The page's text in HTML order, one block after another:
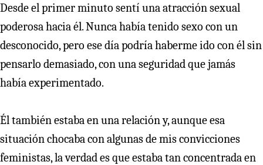
Desde el primer minuto sentí una atracción sexual
poderosa hacia él. Nunca había tenido sexo con un
desconocido, pero ese día podría haberme ido con él sin
pensarlo demasiado, con una seguridad que jamás
había experimentado.
Él también estaba en una relación y, aunque esa
situación chocaba con algunas de mis convicciones
feministas, la verdad es que estaba tan concentrada en